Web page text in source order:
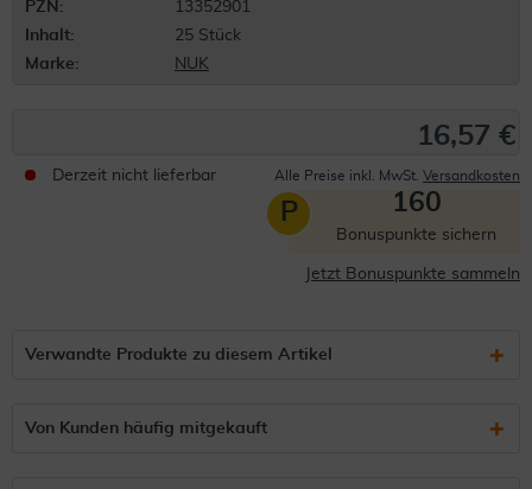
PZN:
13352901
Inhalt:
25 Stück
Marke:
NUK
16,57 €
Derzeit nicht lieferbar Alle Preise inkl. MwSt. Versandkosten
P 160
Bonuspunkte sichern
Jetzt Bonuspunkte sammeln
Verwandte Produkte zu diesem Artikel
Von Kunden häufig mitgekauft